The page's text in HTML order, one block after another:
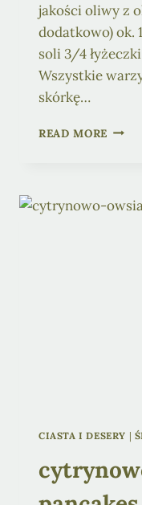
jakości oliwy z
dodatkowo) ok.
soli 3/4
Wszystkie
skórkę…
READ MORE
CIASTA I DESERY |